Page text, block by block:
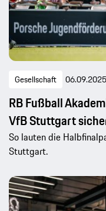
Gesellschaft 06.09.2025
RB Fußball
VfB Stuttgart
So lauten die
Stuttgart.